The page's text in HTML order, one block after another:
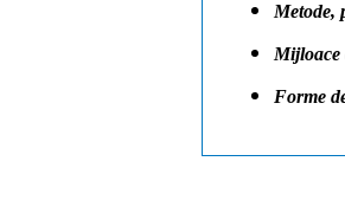
Metode,
Mijloace
Forme